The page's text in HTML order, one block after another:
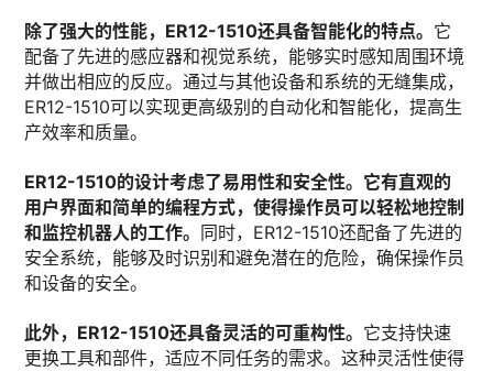
除了强大的性能，ER12-1510还具备智能化的特点。 它
配备了先进的感应器和视觉系统，能够实时感知周围环境
并做出相应的反应。通过与其他设备和系统的无缝集成，
ER12-1510可以实现更高级别的自动化和智能化，提高生
产效率和质量。
ER12-1510的设计考虑了易用性和安全性。它有直观的
用户界面和简单的编程方式，使得操作员可以轻松地控制
和监控机器人的工作。 同时，ER12-1510还配备了先进的
安全系统，能够及时识别和避免潜在的危险，确保操作员
和设备的安全。
此外，ER12-1510还具备灵活的可重构性。 它支持快速
更换工具和部件，适应不同任务的需求。这种灵活性使得